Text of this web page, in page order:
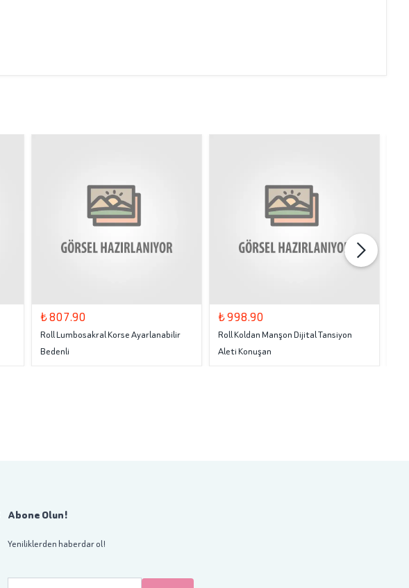
₺ 807.90
Roll Lumbosakral Korse Ayarlanabilir
Bedenli
₺ 998.90
Roll Koldan Manşon Dijital Tansiyon
Aleti Konuşan
Abone Olun!
Yeniliklerden haberdar ol!